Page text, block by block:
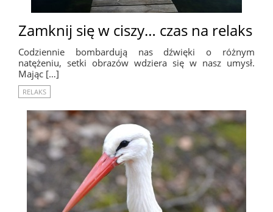
Zamknij się w ciszy… czas na relaks
Codziennie bombardują nas dźwięki o różnym
natężeniu, setki obrazów wdziera się w nasz umysł.
Mając […]
RELAKS